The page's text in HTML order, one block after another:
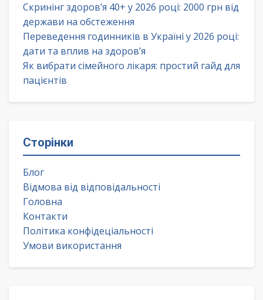
Скринінг здоров’я 40+ у 2026 році: 2000 грн від
держави на обстеження
Переведення годинників в Україні у 2026 році:
дати та вплив на здоров’я
Як вибрати сімейного лікаря: простий гайд для
пацієнтів
Сторінки
Блог
Відмова від відповідальності
Головна
Контакти
Політика конфідеціальності
Умови використання